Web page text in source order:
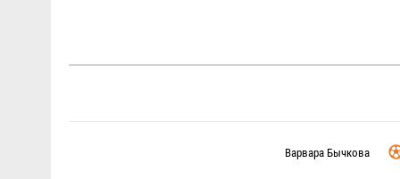
Варвара Бычкова